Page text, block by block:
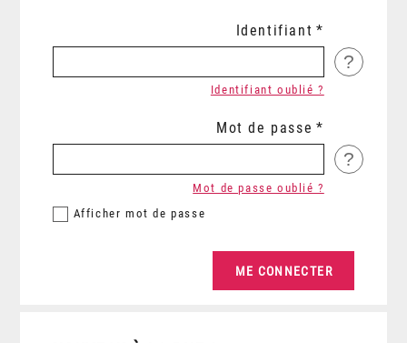
Identifiant
?
Identifiant oublié ?
Mot de passe
?
Afficher mot de passe
Mot de passe oublié ?